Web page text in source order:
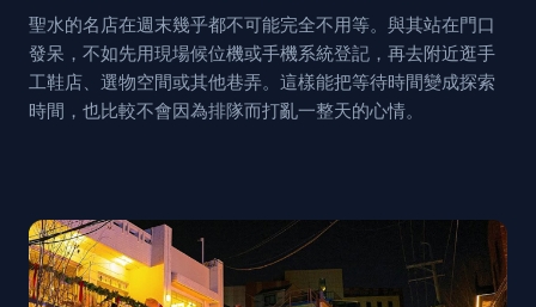
聖水的名店在週末幾乎都不可能完全不用等。與其站在門口
發呆，不如先用現場候位機或手機系統登記，再去附近逛手
工鞋店、選物空間或其他巷弄。這樣能把等待時間變成探索
時間，也比較不會因為排隊而打亂一整天的心情。